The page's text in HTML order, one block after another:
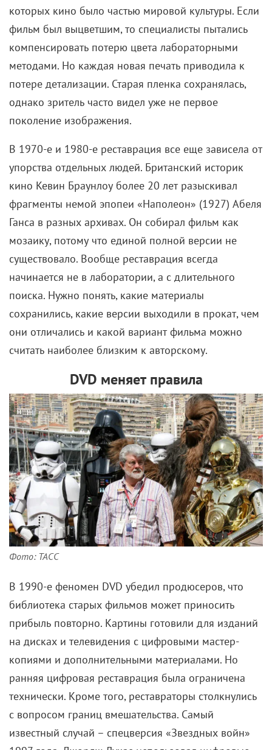
которых кино было частью мировой культуры. Если
фильм был выцветшим, то специалисты пытались
компенсировать потерю цвета лабораторными
методами. Но каждая новая печать приводила к
потере детализации. Старая пленка сохранялась,
однако зритель часто видел уже не первое
поколение изображения.
В 1970-е и 1980-е реставрация все еще зависела от
упорства отдельных людей. Британский историк
кино Кевин Браунлоу более 20 лет разыскивал
фрагменты немой эпопеи «Наполеон» (1927) Абеля
Ганса в разных архивах. Он собирал фильм как
мозаику, потому что единой полной версии не
существовало. Вообще реставрация всегда
начинается не в лаборатории, а с длительного
поиска. Нужно понять, какие материалы
сохранились, какие версии выходили в прокат, чем
они отличались и какой вариант фильма можно
считать наиболее близким к авторскому.
DVD меняет правила
Фото: ТАСС
В 1990-е феномен DVD убедил продюсеров, что
библиотека старых фильмов может приносить
прибыль повторно. Картины готовили для изданий
на дисках и телевидения с цифровыми мастер-
копиями и дополнительными материалами. Но
ранняя цифровая реставрация была ограничена
технически. Кроме того, реставраторы столкнулись
с вопросом границ вмешательства. Самый
известный случай – спецверсия «Звездных войн»